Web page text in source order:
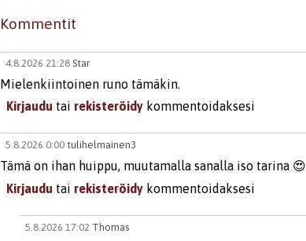
Kommentit
4.8.2026 21:28 Star
Mielenkiintoinen runo tämäkin.
Kirjaudu tai rekisteröidy kommentoidaksesi
5.8.2026 0:00 tulihelmainen3
Tämä on ihan huippu, muutamalla sanalla iso tarina 😍
Kirjaudu tai rekisteröidy kommentoidaksesi
5.8.2026 17:02 Thomas